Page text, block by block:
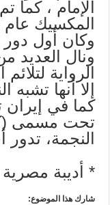
الإمام ، كما
وكان أول
ونال العديد
الرواية
إلا أنها
كما في إيران
تحت مسمى
النجمة،
* أديبة مصرية
شارك هذا الموضوع: